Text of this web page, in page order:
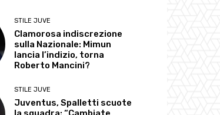
STILE JUVE
Clamorosa indiscrezione
sulla Nazionale: Mimun
lancia l’indizio, torna
Roberto Mancini?
STILE JUVE
Juventus, Spalletti scuote